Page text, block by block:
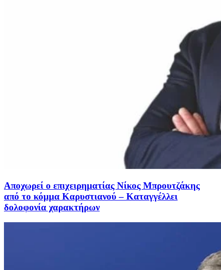
Αποχωρεί ο επιχειρηματίας Νίκος Μπρουτζάκης
από το κόμμα Καρυστιανού – Καταγγέλλει
δολοφονία χαρακτήρων